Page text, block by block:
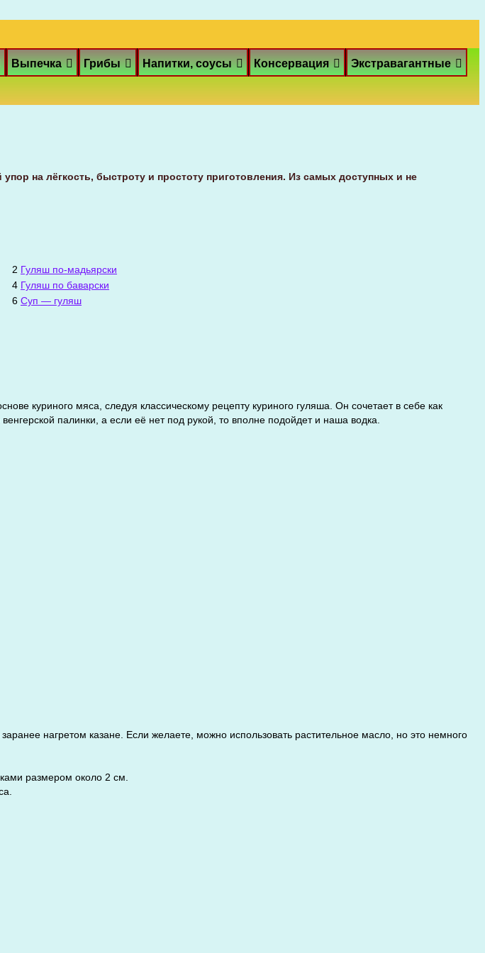
Выпечка Грибы Напитки, соусы Консервация Экстравагантные
на лёгкость, быстроту и простоту приготовления. Из самых доступных и не
2 Гуляш по-мадьярски
4 Гуляш по баварски
6 Суп — гуляш
куриного мяса, следуя классическому рецепту куриного гуляша. Он сочетает в себе как
палинки, а если её нет под рукой, то вполне подойдет и наша водка.
нагретом казане. Если желаете, можно использовать растительное масло, но это немного
размером около 2 см.